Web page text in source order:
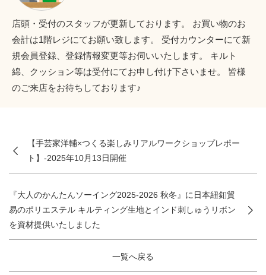
店頭・受付のスタッフが更新しております。 お買い物のお
会計は1階レジにてお願い致します。 受付カウンターにて新
規会員登録、登録情報変更等お伺いいたします。 キルト
綿、クッション等は受付にてお申し付け下さいませ。 皆様
のご来店をお待ちしております♪
【手芸家洋輔×つくる楽しみリアルワークショップレポー
ト】-2025年10月13日開催
一覧へ戻る
『大人のかんたんソーイング2025-2026 秋冬』に日本紐釦貿
易のポリエステル キルティング生地とインド刺しゅうリボン
を資材提供いたしました